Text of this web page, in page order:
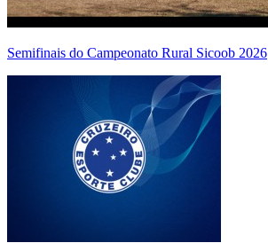
Semifinais do Campeonato Rural Sicoob 2026